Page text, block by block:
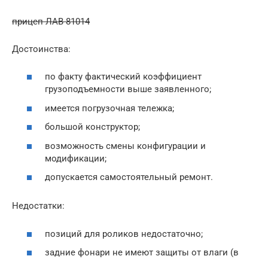
прицеп ЛАВ 81014
Достоинства:
по факту фактический коэффициент
грузоподъемности выше заявленного;
имеется погрузочная тележка;
большой конструктор;
возможность смены конфигурации и
модификации;
допускается самостоятельный ремонт.
Недостатки:
позиций для роликов недостаточно;
задние фонари не имеют защиты от влаги (в